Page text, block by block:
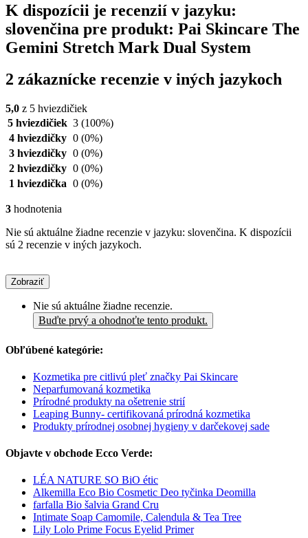
K dispozícii je recenzií v jazyku:
slovenčina pre produkt: Pai Skincare The
Gemini Stretch Mark Dual System
2 zákaznícke recenzie v iných jazykoch
5,0 z 5 hviezdičiek
5 hviezdičiek 3 (100%)
4 hviezdičky 0 (0%)
3 hviezdičky 0 (0%)
2 hviezdičky 0 (0%)
1 hviezdička 0 (0%)
3 hodnotenia
Nie sú aktuálne žiadne recenzie v jazyku: slovenčina. K dispozícii
sú 2 recenzie v iných jazykoch.
Zobraziť
Nie sú aktuálne žiadne recenzie.
Buďte prvý a ohodnoťte tento produkt.
Obľúbené kategórie:
Kozmetika pre citlivú pleť značky Pai Skincare
Neparfumovaná kozmetika
Prírodné produkty na ošetrenie strií
Leaping Bunny- certifikovaná prírodná kozmetika
Produkty prírodnej osobnej hygieny v darčekovej sade
Objavte v obchode Ecco Verde:
LÉA NATURE SO BiO étic
Alkemilla Eco Bio Cosmetic Deo tyčinka Deomilla
farfalla Bio šalvia Grand Cru
Intimate Soap Camomile, Calendula & Tea Tree
Lily Lolo Prime Focus Eyelid Primer